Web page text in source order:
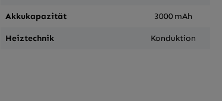
Akkukapazität 3000 mAh
Heiztechnik Konduktion